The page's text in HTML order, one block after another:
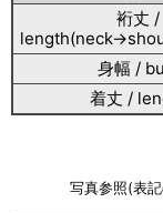
裄丈 /
身幅 /
着丈 /
写真参照(表